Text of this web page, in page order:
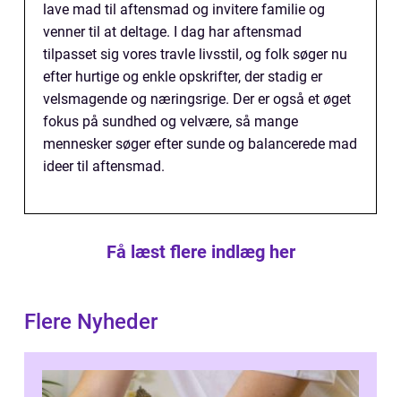
lave mad til aftensmad og invitere familie og
venner til at deltage. I dag har aftensmad
tilpasset sig vores travle livsstil, og folk søger nu
efter hurtige og enkle opskrifter, der stadig er
velsmagende og næringsrige. Der er også et øget
fokus på sundhed og velvære, så mange
mennesker søger efter sunde og balancerede mad
ideer til aftensmad.
Få læst flere indlæg her
Flere Nyheder